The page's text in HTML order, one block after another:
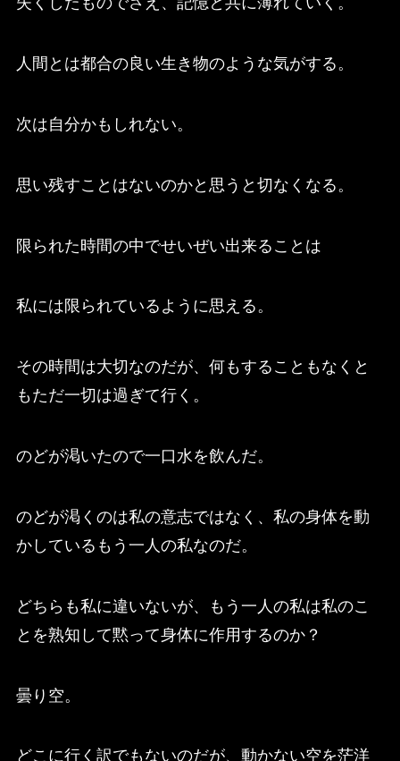
人間とは都合の良い生き物のような気がする。
次は自分かもしれない。
思い残すことはないのかと思うと切なくなる。
限られた時間の中でせいぜい出来ることは
私には限られているように思える。
その時間は大切なのだが、何もすることもなくと
もただ一切は過ぎて行く。
のどが渇いたので一口水を飲んだ。
のどが渇くのは私の意志ではなく、私の身体を動
かしているもう一人の私なのだ。
どちらも私に違いないが、もう一人の私は私のこ
とを熟知して黙って身体に作用するのか？
曇り空。
どこに行く訳でもないのだが、動かない空を茫洋